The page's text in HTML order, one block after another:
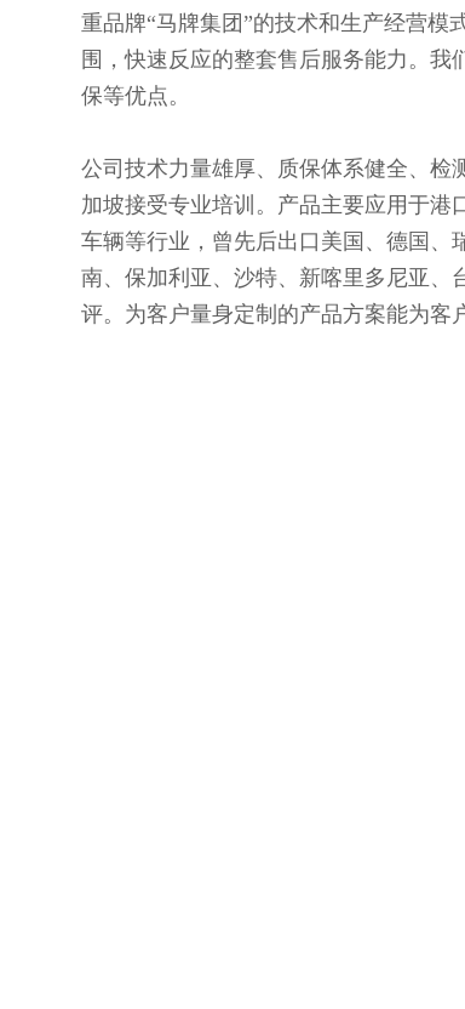
重品牌“马牌集团”的技术和生产经营
围，快速反应的整套售后服务能力。
保等优点。
公司技术力量雄厚、质保体系健全、检
加坡接受专业培训。产品主要应用于港
车辆等行业，曾先后出口美国、德国、
南、保加利亚、沙特、新喀里多尼亚、
评。为客户量身定制的产品方案能为客